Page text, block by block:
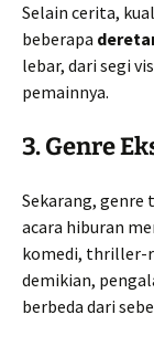
Selain cerita,
beberapa
lebar, dari segi
pemainnya.
3. Genre
Sekarang, genre
acara hiburan
komedi, thriller-
demikian,
berbeda dari